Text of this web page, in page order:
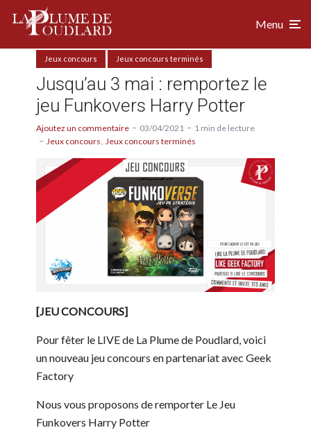
Menu
Jeux concours Jeux concours terminés
Jusqu’au 3 mai : remportez le
jeu Funkovers Harry Potter
Ajoutez un commentaire 03/04/2021
1 min de lecture
Jeux concours
Jeux concours terminés
[JEU CONCOURS]
Pour fêter le LIVE de La Plume de Poudlard, voici
un nouveau jeu concours en partenariat avec Geek
Factory
Nous vous proposons de remporter Le Jeu
Funkovers Harry Potter